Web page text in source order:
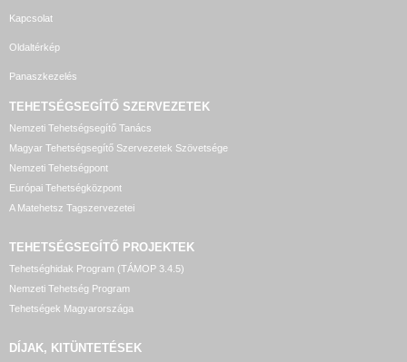
Kapcsolat
Oldaltérkép
Panaszkezelés
TEHETSÉGSEGÍTŐ SZERVEZETEK
Nemzeti Tehetségsegítő Tanács
Magyar Tehetségsegítő Szervezetek Szövetsége
Nemzeti Tehetségpont
Európai Tehetségközpont
A Matehetsz Tagszervezetei
TEHETSÉGSEGÍTŐ PROJEKTEK
Tehetséghidak Program (TÁMOP 3.4.5)
Nemzeti Tehetség Program
Tehetségek Magyarországa
DÍJAK, KITÜNTETÉSEK